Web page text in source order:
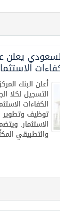
أعلن البنك
التسجيل لكلا
الكفاءات
توظيف وتطوير
الاستثمار.
والتطبيقي